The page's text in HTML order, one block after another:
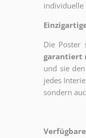
individuelle
Die Poster
garantiert
und sie
jedes
sondern